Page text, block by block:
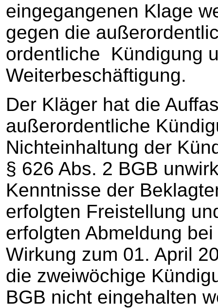
eingegangenen Klage
gegen die
ordentliche Kündigung
Weiterbeschäftigung.
Der Kläger hat die
außerordentliche
Nichteinhaltung der
§ 626 Abs. 2 BGB
Kenntnisse der
erfolgten Freistellung
erfolgten Abmeldung
Wirkung zum 01. April
die zweiwöchige
BGB nicht eingehalten